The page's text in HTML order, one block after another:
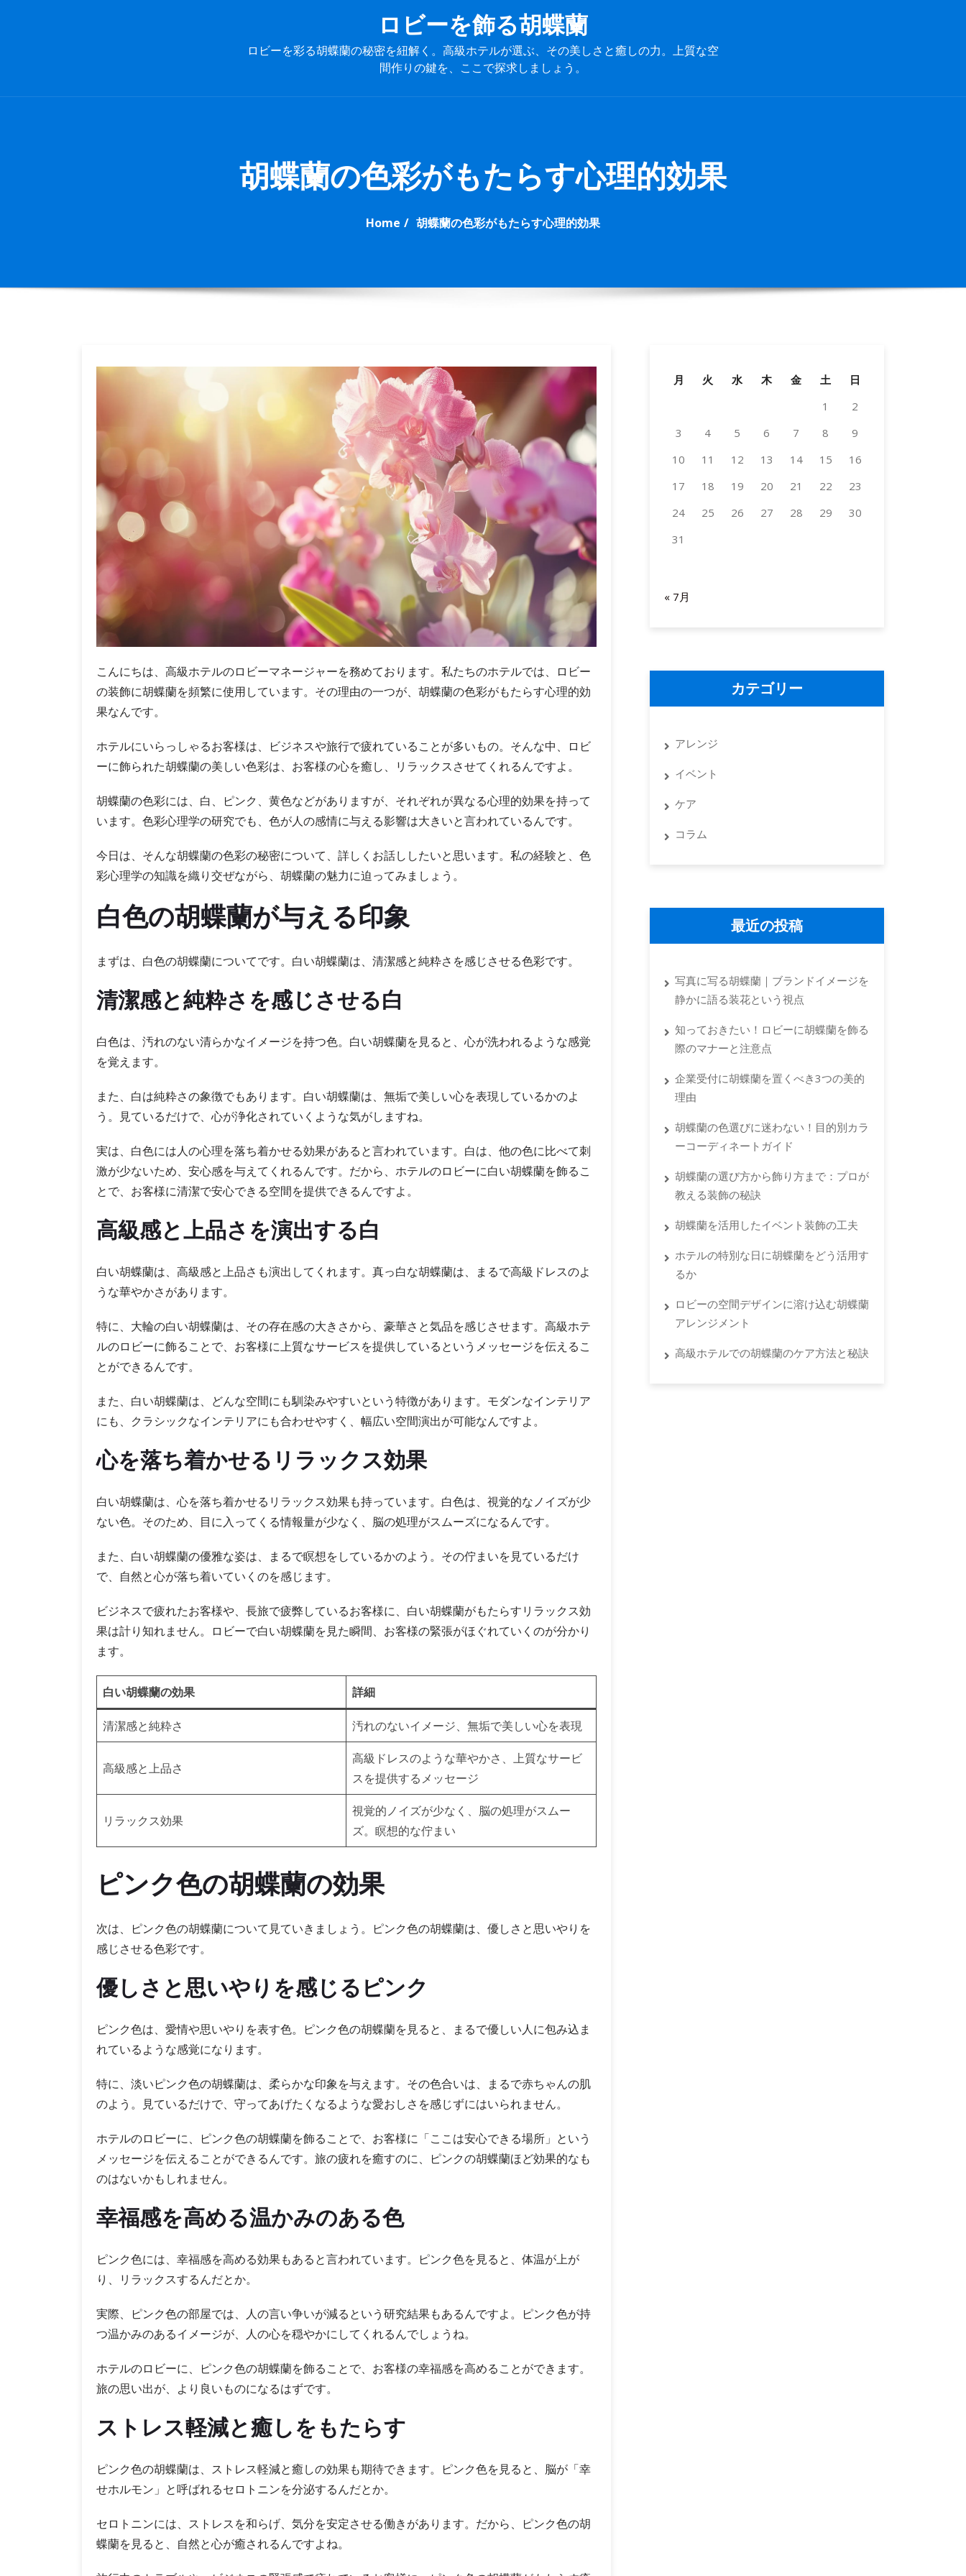
ロビーを飾る胡蝶蘭
ロビーを彩る胡蝶蘭の秘密を紐解く。高級ホテルが選ぶ、その美しさと癒しの力。上質な空
間作りの鍵を、ここで探求しましょう。
P
m
a
y
胡蝶蘭の色彩がもたらす心理的効果
Home 胡蝶蘭の色彩がもたらす心理的効果
こんにちは、高級ホテルのロビーマネージャーを務めております。私たちのホテルでは、ロビー
の装飾に胡蝶蘭を頻繁に使用しています。その理由の一つが、胡蝶蘭の色彩がもたらす心理的効
果なんです。
ホテルにいらっしゃるお客様は、ビジネスや旅行で疲れていることが多いもの。そんな中、ロビ
ーに飾られた胡蝶蘭の美しい色彩は、お客様の心を癒し、リラックスさせてくれるんですよ。
胡蝶蘭の色彩には、白、ピンク、黄色などがありますが、それぞれが異なる心理的効果を持って
います。色彩心理学の研究でも、色が人の感情に与える影響は大きいと言われているんです。
今日は、そんな胡蝶蘭の色彩の秘密について、詳しくお話ししたいと思います。私の経験と、色
彩心理学の知識を織り交ぜながら、胡蝶蘭の魅力に迫ってみましょう。
白色の胡蝶蘭が与える印象
まずは、白色の胡蝶蘭についてです。白い胡蝶蘭は、清潔感と純粋さを感じさせる色彩です。
清潔感と純粋さを感じさせる白
白色は、汚れのない清らかなイメージを持つ色。白い胡蝶蘭を見ると、心が洗われるような感覚
を覚えます。
また、白は純粋さの象徴でもあります。白い胡蝶蘭は、無垢で美しい心を表現しているかのよ
う。見ているだけで、心が浄化されていくような気がしますね。
実は、白色には人の心理を落ち着かせる効果があると言われています。白は、他の色に比べて刺
激が少ないため、安心感を与えてくれるんです。だから、ホテルのロビーに白い胡蝶蘭を飾るこ
とで、お客様に清潔で安心できる空間を提供できるんですよ。
高級感と上品さを演出する白
白い胡蝶蘭は、高級感と上品さも演出してくれます。真っ白な胡蝶蘭は、まるで高級ドレスのよ
うな華やかさがあります。
特に、大輪の白い胡蝶蘭は、その存在感の大きさから、豪華さと気品を感じさせます。高級ホテ
ルのロビーに飾ることで、お客様に上質なサービスを提供しているというメッセージを伝えるこ
とができるんです。
また、白い胡蝶蘭は、どんな空間にも馴染みやすいという特徴があります。モダンなインテリア
にも、クラシックなインテリアにも合わせやすく、幅広い空間演出が可能なんですよ。
心を落ち着かせるリラックス効果
白い胡蝶蘭は、心を落ち着かせるリラックス効果も持っています。白色は、視覚的なノイズが少
ない色。そのため、目に入ってくる情報量が少なく、脳の処理がスムーズになるんです。
また、白い胡蝶蘭の優雅な姿は、まるで瞑想をしているかのよう。その佇まいを見ているだけ
で、自然と心が落ち着いていくのを感じます。
ビジネスで疲れたお客様や、長旅で疲弊しているお客様に、白い胡蝶蘭がもたらすリラックス効
果は計り知れません。ロビーで白い胡蝶蘭を見た瞬間、お客様の緊張がほぐれていくのが分かり
ます。
白い胡蝶蘭の効果 詳細
清潔感と純粋さ 汚れのないイメージ、無垢で美しい心を表現
高級感と上品さ
高級ドレスのような華やかさ、上質なサービ
スを提供するメッセージ
リラックス効果
視覚的ノイズが少なく、脳の処理がスムー
ズ。瞑想的な佇まい
ピンク色の胡蝶蘭の効果
次は、ピンク色の胡蝶蘭について見ていきましょう。ピンク色の胡蝶蘭は、優しさと思いやりを
感じさせる色彩です。
優しさと思いやりを感じるピンク
ピンク色は、愛情や思いやりを表す色。ピンク色の胡蝶蘭を見ると、まるで優しい人に包み込ま
れているような感覚になります。
特に、淡いピンク色の胡蝶蘭は、柔らかな印象を与えます。その色合いは、まるで赤ちゃんの肌
のよう。見ているだけで、守ってあげたくなるような愛おしさを感じずにはいられません。
ホテルのロビーに、ピンク色の胡蝶蘭を飾ることで、お客様に「ここは安心できる場所」という
メッセージを伝えることができるんです。旅の疲れを癒すのに、ピンクの胡蝶蘭ほど効果的なも
のはないかもしれません。
幸福感を高める温かみのある色
ピンク色には、幸福感を高める効果もあると言われています。ピンク色を見ると、体温が上が
り、リラックスするんだとか。
実際、ピンク色の部屋では、人の言い争いが減るという研究結果もあるんですよ。ピンク色が持
つ温かみのあるイメージが、人の心を穏やかにしてくれるんでしょうね。
ホテルのロビーに、ピンク色の胡蝶蘭を飾ることで、お客様の幸福感を高めることができます。
旅の思い出が、より良いものになるはずです。
ストレス軽減と癒しをもたらす
ピンク色の胡蝶蘭は、ストレス軽減と癒しの効果も期待できます。ピンク色を見ると、脳が「幸
せホルモン」と呼ばれるセロトニンを分泌するんだとか。
セロトニンには、ストレスを和らげ、気分を安定させる働きがあります。だから、ピンク色の胡
蝶蘭を見ると、自然と心が癒されるんですよね。
月 火 水 木 金 土
日
1
2
3
4 5 6 7 8
9
10
11 12 13 14 15
16
17
18 19 20 21 22
23
24
25 26 27 28 29
30
31
« 7月
カテゴリー
アレンジ
イベント
ケア
コラム
最近の投稿
写真に写る胡蝶蘭｜ブランドイメージを
静かに語る装花という視点
知っておきたい！ロビーに胡蝶蘭を飾る
際のマナーと注意点
企業受付に胡蝶蘭を置くべき3つの美的
理由
胡蝶蘭の色選びに迷わない！目的別カラ
ーコーディネートガイド
胡蝶蘭の選び方から飾り方まで：プロが
教える装飾の秘訣
胡蝶蘭を活用したイベント装飾の工夫
ホテルの特別な日に胡蝶蘭をどう活用す
るか
ロビーの空間デザインに溶け込む胡蝶蘭
アレンジメント
高級ホテルでの胡蝶蘭のケア方法と秘訣